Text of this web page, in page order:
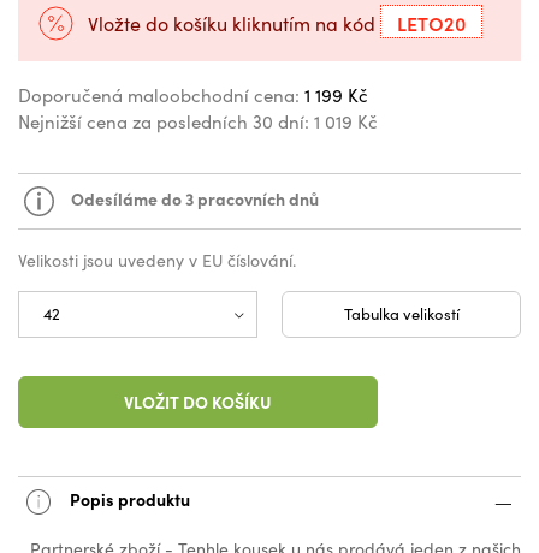
Vložte do košíku kliknutím na kód LETO20
Doporučená maloobchodní cena: 1 199 Kč
Nejnižší cena za posledních 30 dní: 1 019 Kč
Odesíláme do 3 pracovních dnů
Velikosti jsou uvedeny v EU číslování.
Tabulka velikostí
VLOŽIT DO KOŠÍKU
Popis produktu